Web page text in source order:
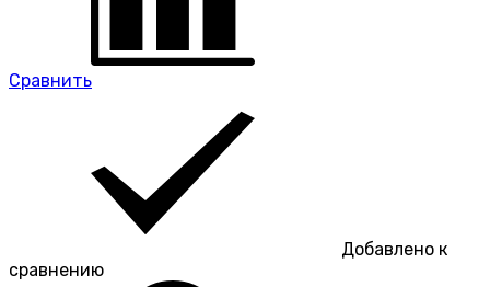
Сравнить
Добавлено к
сравнению